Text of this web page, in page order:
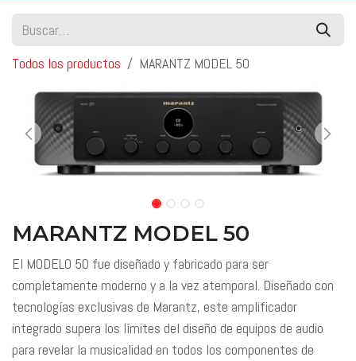
Todos los productos MARANTZ MODEL 50
MARANTZ MODEL 50
El MODELO 50 fue diseñado y fabricado para ser
completamente moderno y a la vez atemporal. Diseñado con
tecnologías exclusivas de Marantz, este amplificador
integrado supera los límites del diseño de equipos de audio
para revelar la musicalidad en todos los componentes de